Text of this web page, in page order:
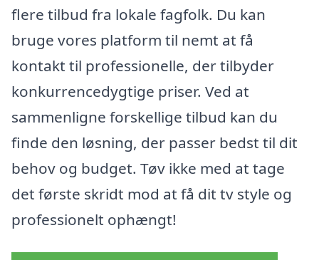
flere tilbud fra lokale fagfolk. Du kan
bruge vores platform til nemt at få
kontakt til professionelle, der tilbyder
konkurrencedygtige priser. Ved at
sammenligne forskellige tilbud kan du
finde den løsning, der passer bedst til dit
behov og budget. Tøv ikke med at tage
det første skridt mod at få dit tv style og
professionelt ophængt!